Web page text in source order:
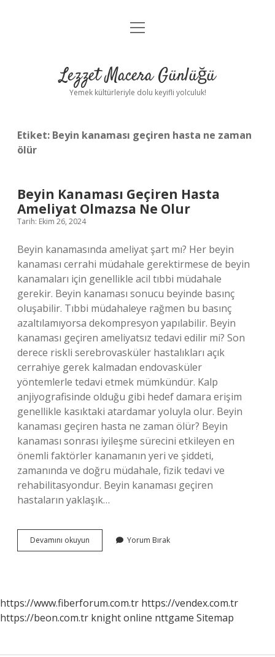
Anasayfa
Yasal Uyarı
menüyü
Lezzet Macera Günlüğü
Yemek kültürleriyle dolu keyifli yolculuk!
Etiket: Beyin kanaması geçiren hasta ne zaman
ölür
Beyin Kanaması Geçiren Hasta
Ameliyat Olmazsa Ne Olur
Tarih: Ekim 26, 2024
Beyin kanamasında ameliyat şart mı? Her beyin
kanaması cerrahi müdahale gerektirmese de beyin
kanamaları için genellikle acil tıbbi müdahale
gerekir. Beyin kanaması sonucu beyinde basınç
oluşabilir. Tıbbi müdahaleye rağmen bu basınç
azaltılamıyorsa dekompresyon yapılabilir. Beyin
kanaması geçiren ameliyatsız tedavi edilir mi? Son
derece riskli serebrovasküler hastalıkları açık
cerrahiye gerek kalmadan endovasküler
yöntemlerle tedavi etmek mümkündür. Kalp
anjiyografisinde olduğu gibi hedef damara erişim
genellikle kasıktaki atardamar yoluyla olur. Beyin
kanaması geçiren hasta ne zaman ölür? Beyin
kanaması sonrası iyileşme sürecini etkileyen en
önemli faktörler kanamanın yeri ve şiddeti,
zamanında ve doğru müdahale, fizik tedavi ve
rehabilitasyondur. Beyin kanaması geçiren
hastaların yaklaşık…
Devamını okuyun
Kanaması
Ne
Olur
Yorum Bırak
https://www.fiberforum.com.tr https://vendex.com.tr
https://beon.com.tr knight online nttgame Sitemap